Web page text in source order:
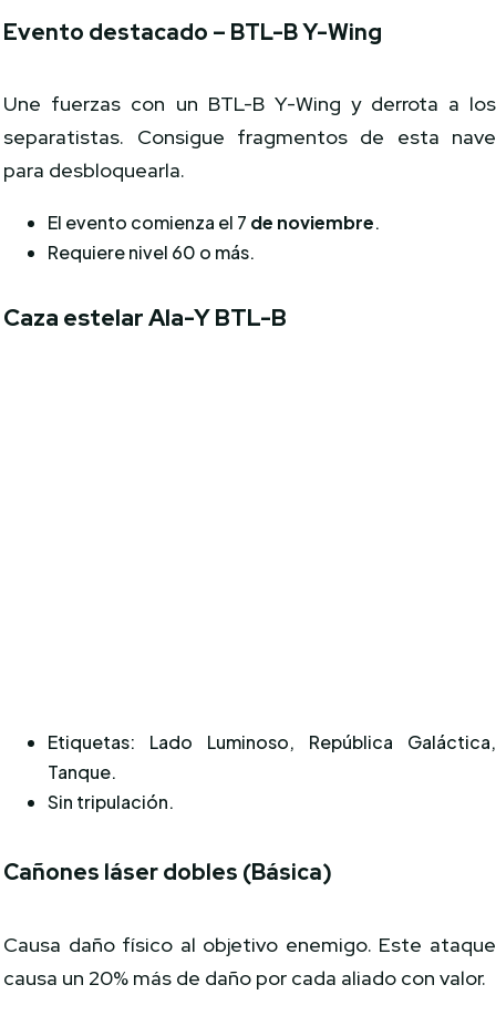
Evento destacado – BTL-B Y-Wing
Une fuerzas con un BTL-B Y-Wing y derrota a los
separatistas. Consigue fragmentos de esta nave
para desbloquearla.
El evento comienza el 7 de noviembre.
Requiere nivel 60 o más.
Caza estelar Ala-Y BTL-B
Etiquetas: Lado Luminoso, República Galáctica,
Tanque.
Sin tripulación.
Cañones láser dobles (Básica)
Causa daño físico al objetivo enemigo. Este ataque
causa un 20% más de daño por cada aliado con valor.